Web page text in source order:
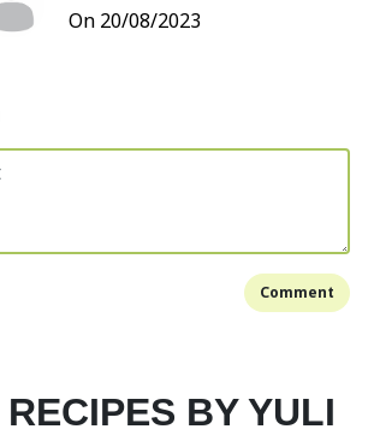
On 20/08/2023
Comment
BY YULI